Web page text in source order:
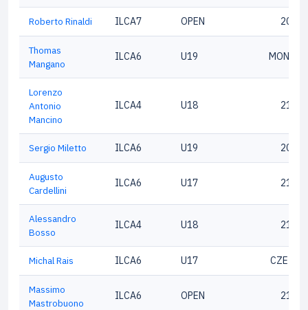
Roberto Rinaldi ILCA7 OPEN
Thomas
Mangano
ILCA6 U19 MON
Lorenzo
Antonio
Mancino
ILCA4 U18
Sergio Miletto ILCA6 U19
Augusto
Cardellini
ILCA6 U17
Alessandro
Bosso
ILCA4 U18
Michal Rais ILCA6 U17 CZE
Massimo
Mastrobuono
ILCA6 OPEN